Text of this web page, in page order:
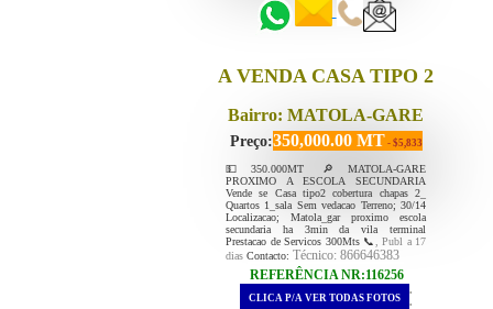
A VENDA CASA TIPO 2
Bairro: MATOLA-GARE
Preço:350,000.00 MT - $5,833
💵350.000MT 🔎MATOLA-GARE
PROXIMO A ESCOLA SECUNDARIA
Vende se Casa tipo2 cobertura chapas 2_
Quartos 1_sala Sem vedacao Terreno; 30/14
Localizacao; Matola_gar proximo escola
secundaria ha 3min da vila terminal
Prestacao de Servicos 300Mts 📞
, Publ a 17
dias Contacto: Técnico: 866646383
REFERÊNCIA NR:116256
.
CLICA P/A VER TODAS FOTOS .